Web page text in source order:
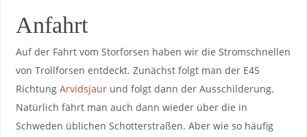
Anfahrt
Auf der Fahrt vom Storforsen haben wir die Stromschnellen
von Trollforsen entdeckt. Zunächst folgt man der E45
Richtung Arvidsjaurund folgt dann der Ausschilderung.
Natürlich fährt man auch dann wieder über die in
Schweden üblichen Schotterstraßen. Aber wie so häufig